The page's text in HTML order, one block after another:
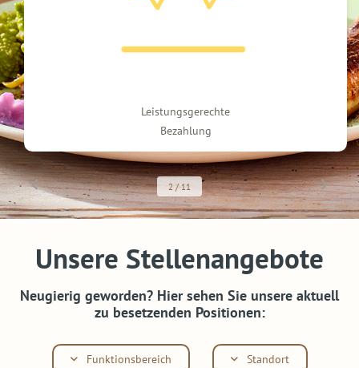
Leistungs­gerechte
Bezahlung
2 /11
Unsere Stellenangebote
Neugierig geworden? Hier sehen Sie unsere aktuell
zu besetzenden Positionen:
Funktionsbereich Standort